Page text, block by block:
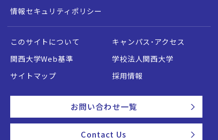
情報セキュリティポリシー
このサイトについて
キャンパス・アクセス
関西大学Web基準
学校法人関西大学
サイトマップ
採用情報
お問い合わせ一覧
Contact Us